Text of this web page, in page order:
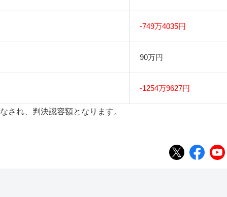
-749万4035円
90万円
-1254万9627円
され、判決認容額となります。